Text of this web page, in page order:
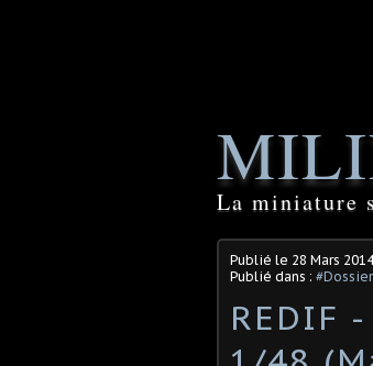
La miniature
Publié le 28 Mars 2014
Publié dans :
REDIF